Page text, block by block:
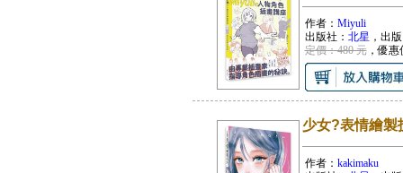
作者： Miyuli
出版社： 北星 ，出
定價：480 元，優惠
少女?表情繪製
作者： kakimaku